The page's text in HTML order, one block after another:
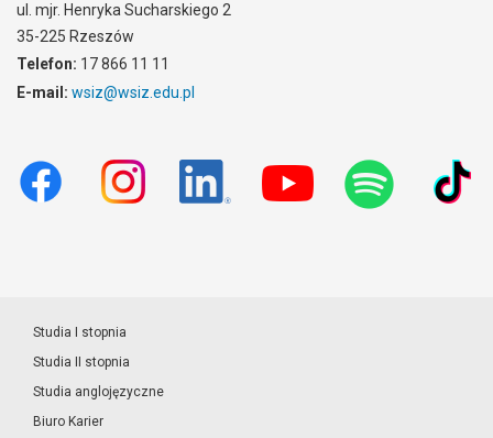
ul. mjr. Henryka Sucharskiego 2
35-225 Rzeszów
Telefon: 17 866 11 11
E-mail: wsiz@wsiz.edu.pl
Studia I stopnia
Studia II stopnia
Studia anglojęzyczne
Biuro Karier